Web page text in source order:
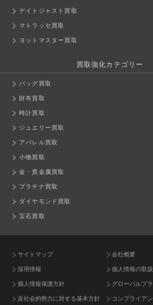
デイトジャスト買取
マトラッセ買取
ヨットマスター買取
買取強化カテゴリー
バッグ買取
財布買取
時計買取
ジュエリー買取
アパレル買取
小物買取
金・貴金属買取
プラチナ買取
ダイヤモンド買取
宝石買取
サイトマップ 会社概要
採用情報 個人情報の取
個人情報保護方針 グローバルプ
反社会的勢力に対する基本方針 コンプライア